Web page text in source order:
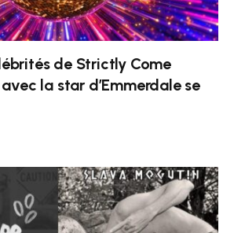
de Strictly Come
la star d’Emmerdale se